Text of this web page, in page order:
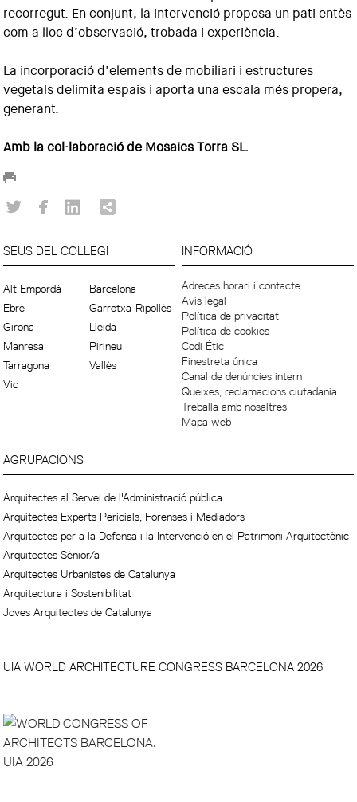
recorregut. En conjunt, la intervenció proposa un pati entès
com a lloc d’observació, trobada i experiència.
La incorporació d’elements de mobiliari i estructures
vegetals delimita espais i aporta una escala més propera,
generant.
Amb la col·laboració de Mosaics Torra SL.
SEUS DEL COL·LEGI
Alt Empordà
Barcelona
Ebre
Garrotxa-Ripollès
Girona
Lleida
Manresa
Pirineu
Tarragona
Vallès
Vic
INFORMACIÓ
Adreces horari i contacte.
Avís legal
Política de privacitat
Política de cookies
Codi Ètic
Finestreta única
Canal de denúncies intern
Queixes, reclamacions ciutadania
Treballa amb nosaltres
Mapa web
AGRUPACIONS
Arquitectes al Servei de l'Administració pública
Arquitectes Experts Pericials, Forenses i Mediadors
Arquitectes per a la Defensa i la Intervenció en el Patrimoni Arquitectònic
Arquitectes Sènior/a
Arquitectes Urbanistes de Catalunya
Arquitectura i Sostenibilitat
Joves Arquitectes de Catalunya
UIA WORLD ARCHITECTURE CONGRESS BARCELONA 2026